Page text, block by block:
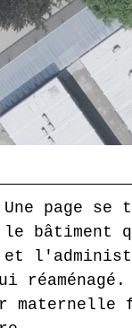
Une page
le bâtiment
et